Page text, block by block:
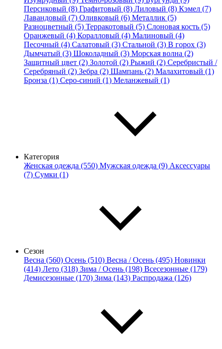
Персиковый (8) Графитовый (8) Лиловый (8) Кэмел (7)
Лавандовый (7) Оливковый (6) Металлик (5)
Разноцветный (5) Терракотовый (5) Слоновая кость (5)
Оранжевый (4) Коралловый (4) Малиновый (4)
Песочный (4) Салатовый (3) Стальной (3) В горох (3)
Дымчатый (3) Шоколадный (3) Морская волна (2)
Защитный цвет (2) Золотой (2) Рыжий (2) Серебристый /
Серебряный (2) Зебра (2) Шампань (2) Малахитовый (1)
Бронза (1) Серо-синий (1) Меланжевый (1)
Категория
Женская одежда (550) Мужская одежда (9) Аксессуары
(7) Сумки (1)
Сезон
Весна (560) Осень (510) Весна / Осень (495) Новинки
(414) Лето (318) Зима / Осень (198) Всесезонные (179)
Демисезонные (170) Зима (143) Распродажа (126)